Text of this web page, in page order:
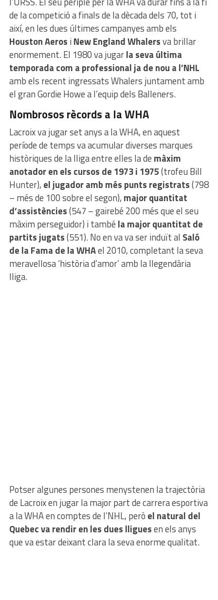
de la competició a finals de la dècada dels 70, tot i
així, en les dues últimes campanyes amb els
Houston Aeros iNew England Whalersva brillar
enormement. El 1980 va jugarla seva última
temporada com a professional ja de nou a l’NHL
amb els recent ingressats Whalers juntament amb
el gran Gordie Howe a l’equip dels Balleners.
Nombrosos rècords a la WHA
Lacroix va jugar set anys a la WHA, en aquest
període de temps va acumular diverses marques
històriques de la lliga entre elles la de màxim
anotador en els cursos de 1973 i 1975(trofeu Bill
Hunter), el jugador amb més punts registrats(798
– més de 100 sobre el segon), major quantitat
d’assistències(547 – gairebé 200 més que el seu
màxim perseguidor) i també la major quantitat de
partits jugats(551). No en va va ser induït al Saló
de la Fama de la WHAel 2010, completant la seva
meravellosa ‘història d’amor’ amb la llegendària
lliga.
Potser algunes persones menystenen la trajectòria
de Lacroix en jugar la major part de carrera esportiva
a la WHA en comptes de l’NHL, però el natural del
Quebec va rendir en les dues lliguesen els anys
que va estar deixant clara la seva enorme qualitat.